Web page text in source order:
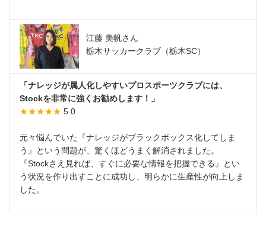
江藤 美帆さん
栃木サッカークラブ（栃木SC）
「ナレッジが属人化しやすいプロスポーツクラブには、
Stockを非常に強くお勧めします！」
★★★★★ 5.0
元々悩んでいた『ナレッジがブラックボックス化してしま
う』という問題が、驚くほどうまく解消されました。
『Stockさえ見れば、すぐに必要な情報を把握できる』とい
う状況を作り出すことに成功し、明らかに生産性が向上しま
した。